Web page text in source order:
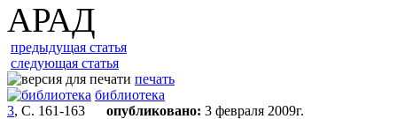
АРАД
предыдущая статья
следующая статья
печать
библиотека
3, С. 161-163 опубликовано: 3 февраля 2009г.